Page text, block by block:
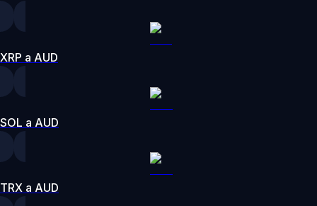
XRP a AUD
SOL a AUD
TRX a AUD